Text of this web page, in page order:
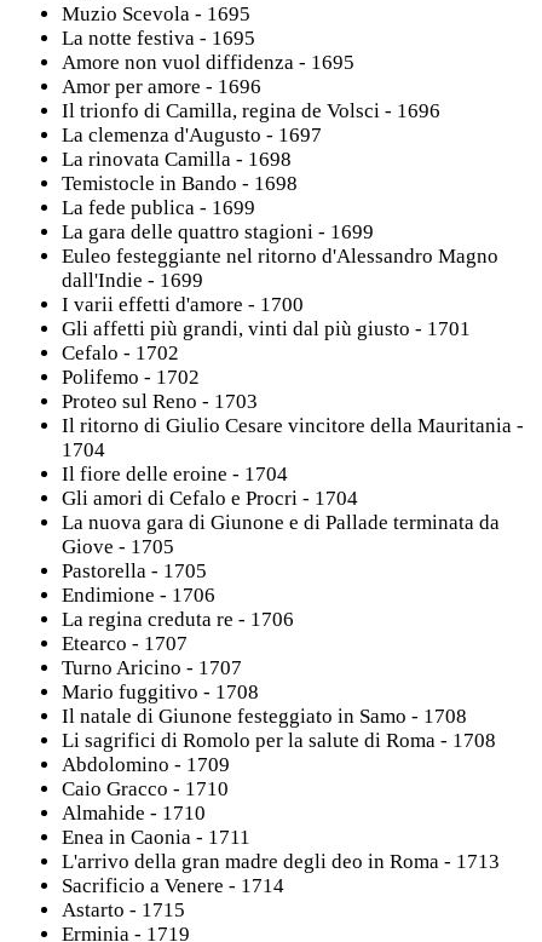
Muzio Scevola - 1695
La notte festiva - 1695
Amore non vuol diffidenza - 1695
Amor per amore - 1696
Il trionfo di Camilla, regina de Volsci - 1696
La clemenza d'Augusto - 1697
La rinovata Camilla - 1698
Temistocle in Bando - 1698
La fede publica - 1699
La gara delle quattro stagioni - 1699
Euleo festeggiante nel ritorno d'Alessandro Magno
dall'Indie - 1699
I varii effetti d'amore - 1700
Gli affetti più grandi, vinti dal più giusto - 1701
Cefalo - 1702
Polifemo - 1702
Proteo sul Reno - 1703
Il ritorno di Giulio Cesare vincitore della Mauritania -
1704
Il fiore delle eroine - 1704
Gli amori di Cefalo e Procri - 1704
La nuova gara di Giunone e di Pallade terminata da
Giove - 1705
Pastorella - 1705
Endimione - 1706
La regina creduta re - 1706
Etearco - 1707
Turno Aricino - 1707
Mario fuggitivo - 1708
Il natale di Giunone festeggiato in Samo - 1708
Li sagrifici di Romolo per la salute di Roma - 1708
Abdolomino - 1709
Caio Gracco - 1710
Almahide - 1710
Enea in Caonia - 1711
L'arrivo della gran madre degli deo in Roma - 1713
Sacrificio a Venere - 1714
Astarto - 1715
Erminia - 1719